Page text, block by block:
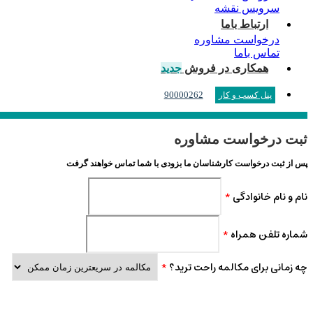
سرویس نقشه
ارتباط باما
درخواست مشاوره
تماس باما
همکاری در فروش جدید
پنل کسب و کار 90000262
ثبت درخواست مشاوره
پس از ثبت درخواست کارشناسان ما بزودی با شما تماس خواهند گرفت
نام و نام خانوادگی *
شماره تلفن همراه *
چه زمانی برای مکالمه راحت ترید؟ *